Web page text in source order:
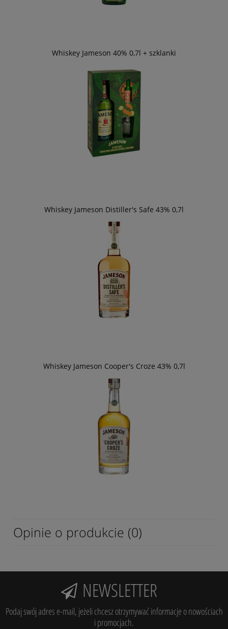
Whiskey Jameson 40% 0,7l + szklanki
Whiskey Jameson Distiller's Safe 43% 0,7l
Whiskey Jameson Cooper's Croze 43% 0,7l
Opinie o produkcie (0)
NEWSLETTER
Podaj swój adres e-mail, jeżeli chcesz otrzymywać informacje o nowościach
i promocjach.